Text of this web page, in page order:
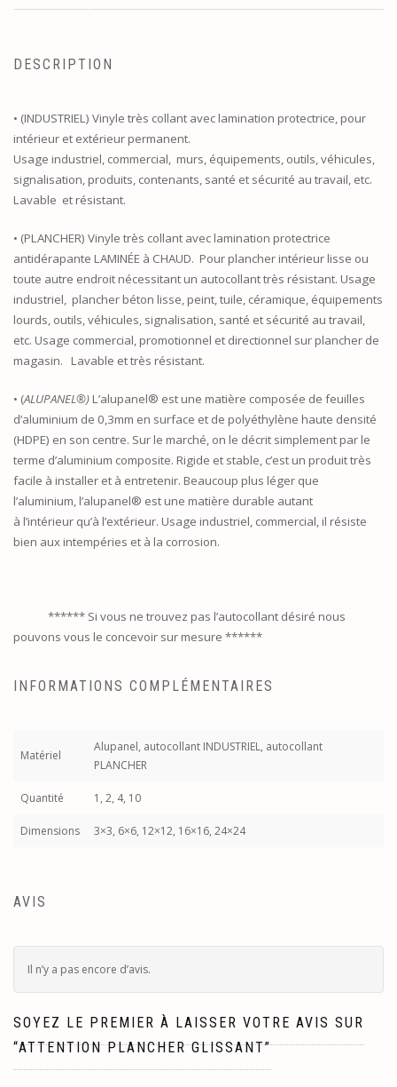
DESCRIPTION
• (INDUSTRIEL) Vinyle très collant avec lamination protectrice, pour
intérieur et extérieur permanent.
Usage industriel, commercial, murs, équipements, outils, véhicules,
signalisation, produits, contenants, santé et sécurité au travail, etc.
Lavable et résistant.
• (PLANCHER) Vinyle très collant avec lamination protectrice
antidérapante LAMINÉE à CHAUD. Pour plancher intérieur lisse ou
toute autre endroit nécessitant un autocollant très résistant. Usage
industriel, plancher béton lisse, peint, tuile, céramique, équipements
lourds, outils, véhicules, signalisation, santé et sécurité au travail,
etc. Usage commercial, promotionnel et directionnel sur plancher de
magasin. Lavable et très résistant.
• (ALUPANEL®)L’alupanel® est une matière composée de feuilles
d’aluminium de 0,3mm en surface et de polyéthylène haute densité
(HDPE) en son centre. Sur le marché, on le décrit simplement par le
terme d’aluminium composite. Rigide et stable, c’est un produit très
facile à installer et à entretenir. Beaucoup plus léger que
l’aluminium, l’alupanel® est une matière durable autant
à l’intérieur qu’à l’extérieur. Usage industriel, commercial, il résiste
bien aux intempéries et à la corrosion.
****** Si vous ne trouvez pas l’autocollant désiré nous
pouvons vous le concevoir sur mesure ******
INFORMATIONS COMPLÉMENTAIRES
Matériel
Alupanel, autocollant INDUSTRIEL, autocollant
PLANCHER
Quantité 1, 2, 4, 10
Dimensions 3×3, 6×6, 12×12, 16×16, 24×24
AVIS
Il n’y a pas encore d’avis.
SOYEZ LE PREMIER À LAISSER VOTRE AVIS SUR
“ATTENTION PLANCHER GLISSANT”